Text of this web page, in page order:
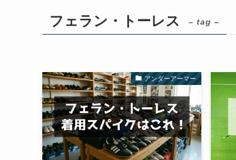
フェラン・トーレス – tag –
アンダーアーマー